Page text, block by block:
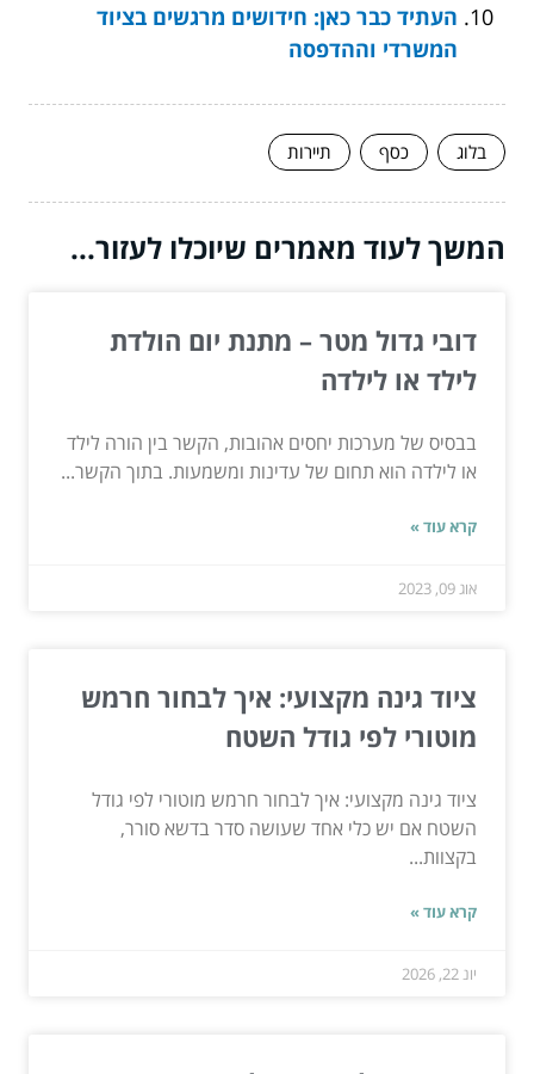
העתיד כבר כאן: חידושים מרגשים בציוד
המשרדי וההדפסה
בלוג כסף תיירות
המשך לעוד מאמרים שיוכלו לעזור...
דובי גדול מטר – מתנת יום הולדת
לילד או לילדה
בבסיס של מערכות יחסים אהובות, הקשר בין הורה לילד
או לילדה הוא תחום של עדינות ומשמעות. בתוך הקשר...
קרא עוד »
אוג 09, 2023
ציוד גינה מקצועי: איך לבחור חרמש
מוטורי לפי גודל השטח
ציוד גינה מקצועי: איך לבחור חרמש מוטורי לפי גודל
השטח אם יש כלי אחד שעושה סדר בדשא סורר,
בקצוות...
קרא עוד »
יונ 22, 2026